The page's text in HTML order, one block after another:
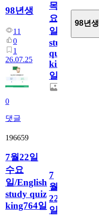
98년생
11
0
1
26.07.25
0
댓글
목
요
일/English
study
quiz
king765
일
98년생
196659
7월22일
수요
일/English
study quiz
king764일
7
월
22
일